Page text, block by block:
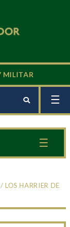
MILITAR
/ LOS HARRIER DE